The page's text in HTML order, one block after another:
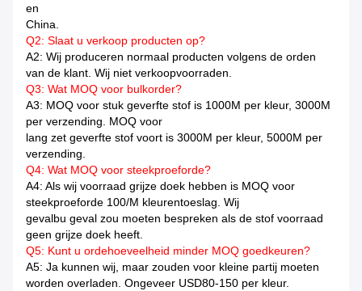
en
China.
Q2: Slaat u verkoop producten op?
A2: Wij produceren normaal producten volgens de orden
van de klant. Wij niet verkoopvoorraden.
Q3: Wat MOQ voor bulkorder?
A3: MOQ voor stuk geverfte stof is 1000M per kleur, 3000M
per verzending. MOQ voor
lang zet geverfte stof voort is 3000M per kleur, 5000M per
verzending.
Q4: Wat MOQ voor steekproeforde?
A4: Als wij voorraad grijze doek hebben is MOQ voor
steekproeforde 100/M kleurentoeslag. Wij
gevalbu geval zou moeten bespreken als de stof voorraad
geen grijze doek heeft.
Q5: Kunt u ordehoeveelheid minder MOQ goedkeuren?
A5: Ja kunnen wij, maar zouden voor kleine partij moeten
worden overladen. Ongeveer USD80-150 per kleur.